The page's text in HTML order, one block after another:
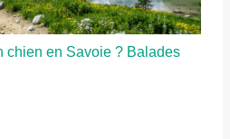
chien en Savoie ? Balades